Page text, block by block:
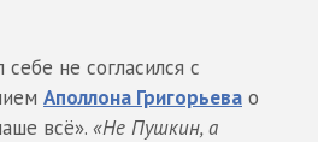
не согласился с
Аполлона Григорьева о
всё». «Не Пушкин, а